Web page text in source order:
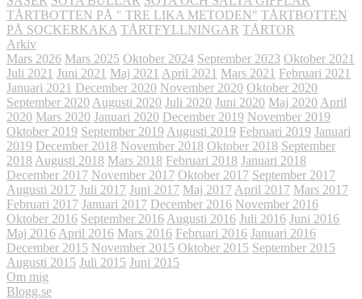
TÅRTBOTTEN PÅ " TRE LIKA METODEN" TÅRTBOTTEN
PÅ SOCKERKAKA TÅRTFYLLNINGAR TÅRTOR
Arkiv
Mars 2026 Mars 2025 Oktober 2024 September 2023 Oktober 2021
Juli 2021 Juni 2021 Maj 2021 April 2021 Mars 2021 Februari 2021
Januari 2021 December 2020 November 2020 Oktober 2020
September 2020 Augusti 2020 Juli 2020 Juni 2020 Maj 2020 April
2020 Mars 2020 Januari 2020 December 2019 November 2019
Oktober 2019 September 2019 Augusti 2019 Februari 2019 Januari
2019 December 2018 November 2018 Oktober 2018 September
2018 Augusti 2018 Mars 2018 Februari 2018 Januari 2018
December 2017 November 2017 Oktober 2017 September 2017
Augusti 2017 Juli 2017 Juni 2017 Maj 2017 April 2017 Mars 2017
Februari 2017 Januari 2017 December 2016 November 2016
Oktober 2016 September 2016 Augusti 2016 Juli 2016 Juni 2016
Maj 2016 April 2016 Mars 2016 Februari 2016 Januari 2016
December 2015 November 2015 Oktober 2015 September 2015
Augusti 2015 Juli 2015 Juni 2015
Om mig
Blogg.se